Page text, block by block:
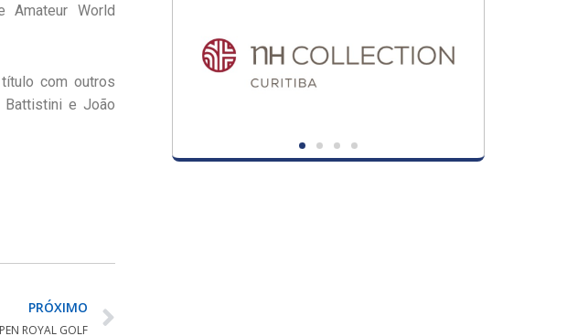
Amateur World
com outros
Battistini e João
PRÓXIMO
ROYAL GOLF